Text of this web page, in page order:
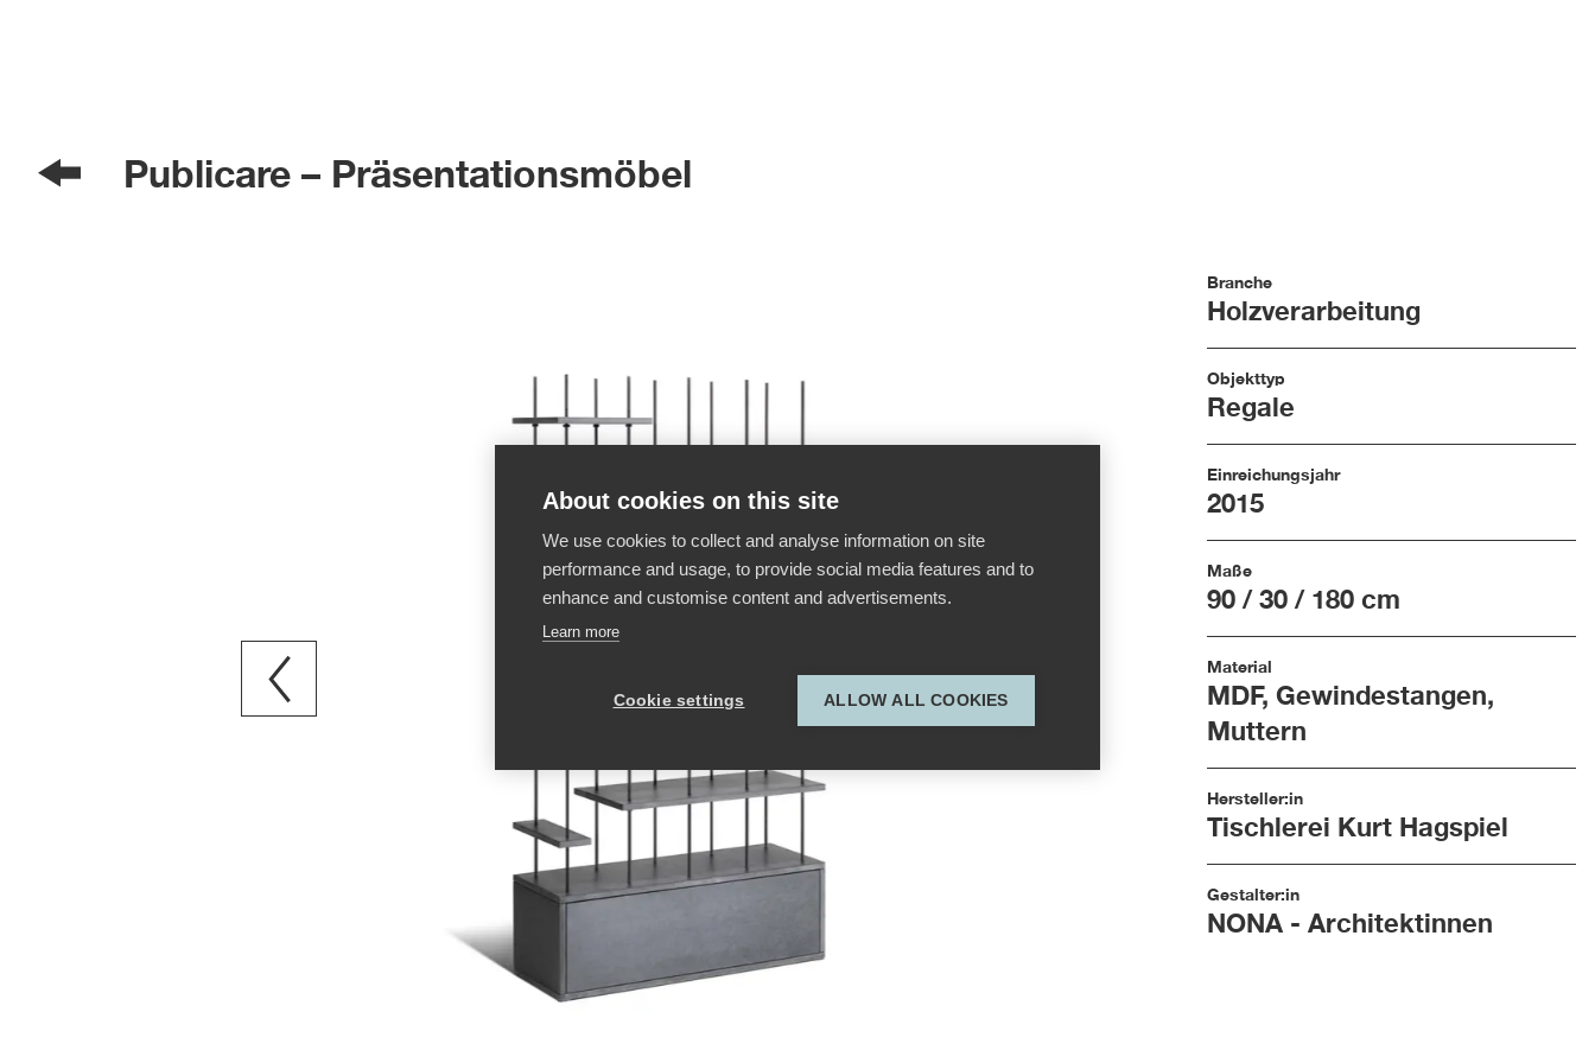
Publicare – Präsentationsmöbel
Branche
Holzverarbeitung
Objekttyp
Regale
Einreichungsjahr
2015
Maße
90 / 30 / 180 cm
Material
MDF, Gewindestangen,
Muttern
Hersteller:in
Tischlerei Kurt Hagspiel
Gestalter:in
NONA - Architektinnen
About cookies on this site
We use cookies to collect and analyse information on site
performance and usage, to provide social media features and to
enhance and customise content and advertisements.
Learn more
Cookie settings ALLOW ALL COOKIES